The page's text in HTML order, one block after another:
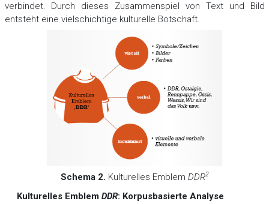
verbindet. Durch dieses Zusammenspiel von Text und Bild
entsteht eine vielschichtige kulturelle Botschaft.
Schema 2. Kulturelles Emblem DDR2
Kulturelles EmblemDDR: Korpusbasierte Analyse